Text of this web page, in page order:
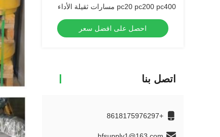
pc20 pc200 pc400 مسارات ثقيلة الأداء
أدوات أسفل أعلى أدوات أسسي
احصل على افضل سعر
اتصل بنا
+8618175976297